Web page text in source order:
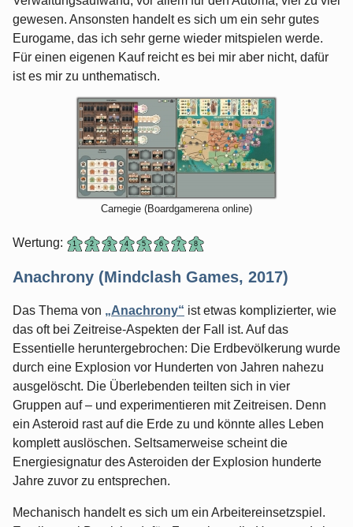
gewesen. Ansonsten handelt es sich um ein sehr gutes
Eurogame, das ich sehr gerne wieder mitspielen werde.
Für einen eigenen Kauf reicht es bei mir aber nicht, dafür
ist es mir zu unthematisch.
Carnegie (Boardgamerena online)
Wertung:
Anachrony (Mindclash Games, 2017)
Das Thema von „Anachrony“ ist etwas komplizierter, wie
das oft bei Zeitreise-Aspekten der Fall ist. Auf das
Essentielle heruntergebrochen: Die Erdbevölkerung wurde
durch eine Explosion vor Hunderten von Jahren nahezu
ausgelöscht. Die Überlebenden teilten sich in vier
Gruppen auf – und experimentieren mit Zeitreisen. Denn
ein Asteroid rast auf die Erde zu und könnte alles Leben
komplett auslöschen. Seltsamerweise scheint die
Energiesignatur des Asteroiden der Explosion hunderte
Jahre zuvor zu entsprechen.
Mechanisch handelt es sich um ein Arbeitereinsetzspiel.